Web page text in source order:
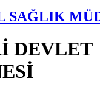
SAĞLIK
DEVLET